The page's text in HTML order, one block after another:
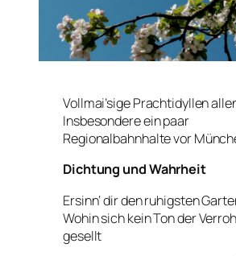
Vollmai’sige Prachtidyllen
Insbesondere ein paar
Regionalbahnhalte vor
Dichtung und Wahrheit
Ersinn‘ dir den ruhigsten
Wohin sich kein Ton der
gesellt